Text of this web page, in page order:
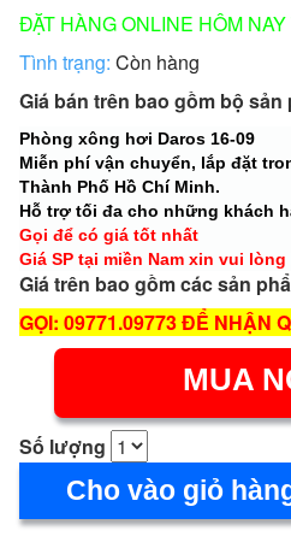
ĐẶT HÀNG ONLINE HÔM
Tình trạng: Còn hàng
Giá bán trên bao gồm bộ
Phòng xông hơi Daros 16-09
Miễn phí vận chuyển, lắp đặt
Thành Phố Hồ Chí Minh.
Hỗ trợ tối đa cho những khách
Gọi để có giá tốt nhất
Giá SP tại miền Nam xin vui
Giá trên bao gồm các sản
GỌI: 09771.09773 ĐỂ NHẬN
MUA
Số lượng
Cho vào giỏ